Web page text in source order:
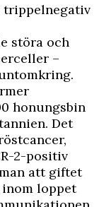
trippelnegativ
störa och
–
honungsbin
Det
2-positiv
att giftet
inom loppet